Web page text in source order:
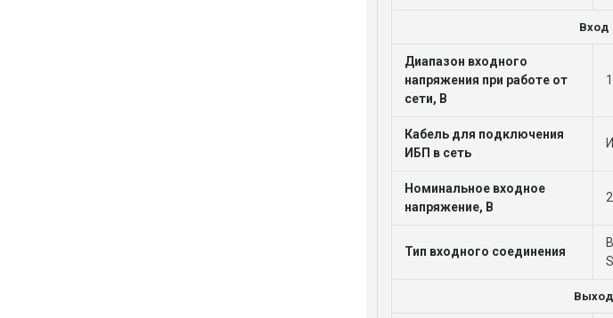
Вход
Диапазон входного
напряжения при работе от
сети, В
Кабель для подключения
ИБП в сеть
Номинальное входное
напряжение, В
Тип входного соединения
Выход